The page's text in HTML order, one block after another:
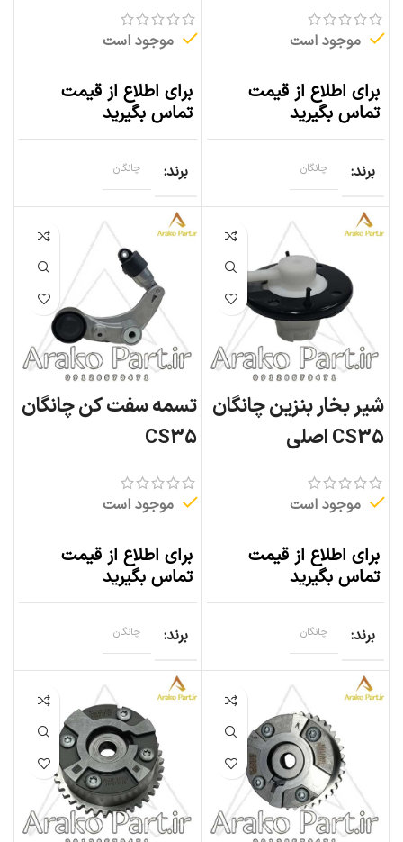
موجود است
برای اطلاع از قیمت
تماس بگیرید
برند چانگان
موجود است
برای اطلاع از قیمت
تماس بگیرید
برند چانگان
شیر بخار بنزین چانگان
CS35 اصلی
موجود است
برای اطلاع از قیمت
تماس بگیرید
برند چانگان
تسمه سفت کن چانگان
CS35
موجود است
برای اطلاع از قیمت
تماس بگیرید
برند چانگان